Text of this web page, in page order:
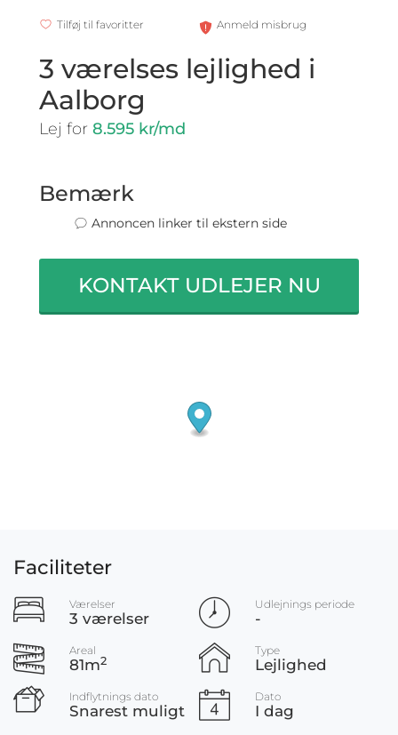
Tilføj til favoritter Anmeld misbrug
3 værelses lejlighed i
Aalborg
Lej for 8.595 kr/md
Bemærk
Annoncen linker til ekstern side
KONTAKT UDLEJER NU
Faciliteter
Værelser
3 værelser
Udlejnings periode
-
Areal
81m2
Type
Lejlighed
Indflytnings dato
Snarest muligt
Dato
I dag